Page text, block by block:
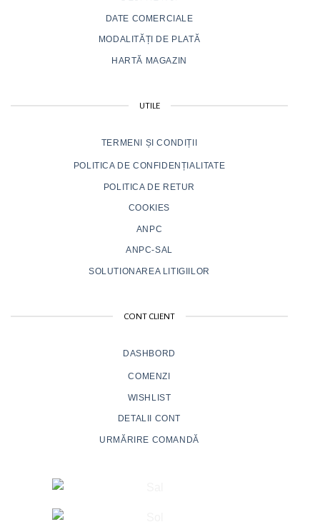
DATE COMERCIALE
MODALITĂȚI DE PLATĂ
HARTĂ MAGAZIN
UTILE
TERMENI ȘI CONDIȚII
POLITICA DE CONFIDENȚIALITATE
POLITICA DE RETUR
COOKIES
ANPC
ANPC-SAL
SOLUTIONAREA LITIGIILOR
CONT CLIENT
DASHBORD
COMENZI
WISHLIST
DETALII CONT
URMĂRIRE COMANDĂ